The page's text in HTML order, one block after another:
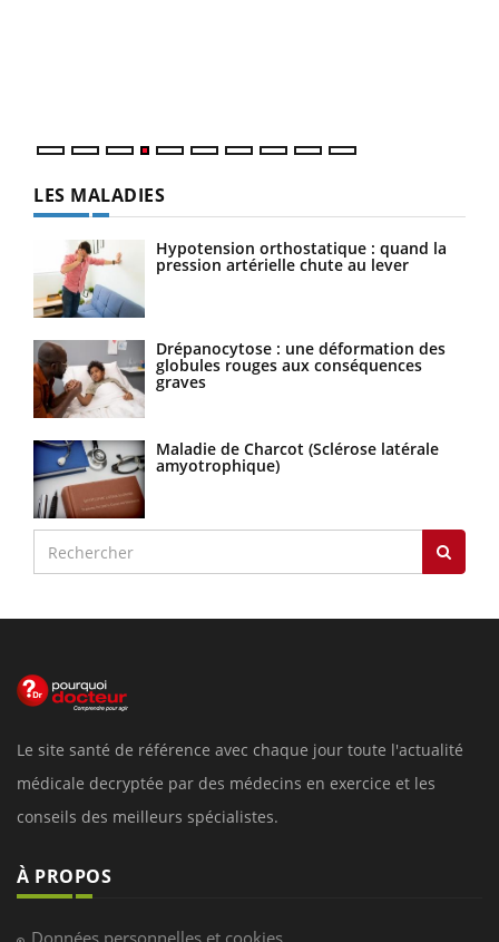
LES MALADIES
Hypotension orthostatique : quand la
pression artérielle chute au lever
Drépanocytose : une déformation des
globules rouges aux conséquences
graves
Maladie de Charcot (Sclérose latérale
amyotrophique)
Le site santé de référence avec chaque jour toute l'actualité
médicale decryptée par des médecins en exercice et les
conseils des meilleurs spécialistes.
À PROPOS